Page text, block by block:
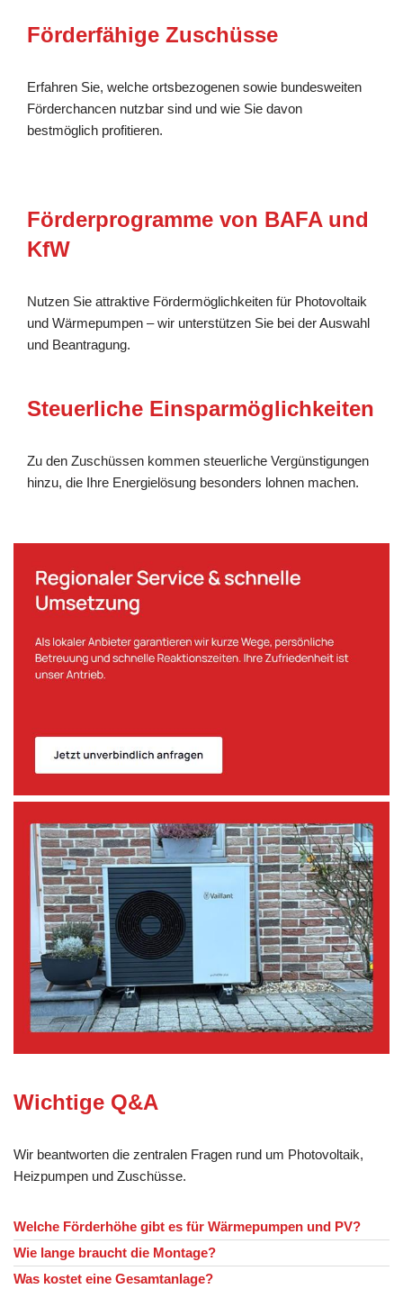
Förderfähige Zuschüsse
Erfahren Sie, welche ortsbezogenen sowie bundesweiten
Förderchancen nutzbar sind und wie Sie davon
bestmöglich profitieren.
Förderprogramme von BAFA und
KfW
Nutzen Sie attraktive Fördermöglichkeiten für Photovoltaik
und Wärmepumpen – wir unterstützen Sie bei der Auswahl
und Beantragung.
Steuerliche Einsparmöglichkeiten
Zu den Zuschüssen kommen steuerliche Vergünstigungen
hinzu, die Ihre Energielösung besonders lohnen machen.
Wichtige Q&A
Wir beantworten die zentralen Fragen rund um Photovoltaik,
Heizpumpen und Zuschüsse.
Welche Förderhöhe gibt es für Wärmepumpen und PV?
Wie lange braucht die Montage?
Was kostet eine Gesamtanlage?